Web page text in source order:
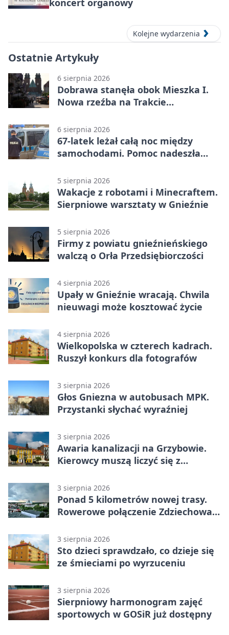
koncert organowy
Kolejne wydarzenia
Ostatnie Artykuły
6 sierpnia 2026
Dobrawa stanęła obok Mieszka I.
Nowa rzeźba na Trakcie
6 sierpnia 2026
67-latek leżał całą noc między
samochodami. Pomoc nadeszła
5 sierpnia 2026
Wakacje z robotami i Minecraftem.
Sierpniowe warsztaty w Gnieźnie
5 sierpnia 2026
Firmy z powiatu gnieźnieńskiego
walczą o Orła Przedsiębiorczości
4 sierpnia 2026
Upały w Gnieźnie wracają. Chwila
nieuwagi może kosztować życie
4 sierpnia 2026
Wielkopolska w czterech kadrach.
Ruszył konkurs dla fotografów
3 sierpnia 2026
Głos Gniezna w autobusach MPK.
Przystanki słychać wyraźniej
3 sierpnia 2026
Awaria kanalizacji na Grzybowie.
Kierowcy muszą liczyć się z
3 sierpnia 2026
Ponad 5 kilometrów nowej trasy.
Rowerowe połączenie Zdziechowa z
3 sierpnia 2026
Sto dzieci sprawdzało, co dzieje się
ze śmieciami po wyrzuceniu
3 sierpnia 2026
Sierpniowy harmonogram zajęć
sportowych w GOSiR już dostępny